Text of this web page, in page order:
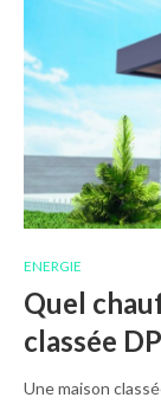
ENERGIE
Quel
classée
Une maison